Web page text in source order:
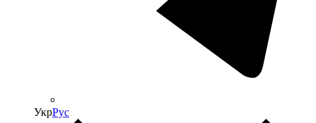
УкрРус